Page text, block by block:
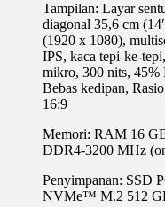
Tampilan: Layar
diagonal 35,6 cm
(1920 x 1080),
IPS, kaca tepi-ke-
mikro, 300 nits, 45%
Bebas kedipan,
16:9
Memori: RAM 16
DDR4-3200 MHz
Penyimpanan: SSD
NVMe™️ M.2 512